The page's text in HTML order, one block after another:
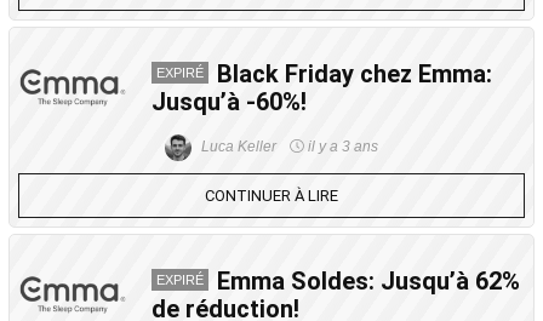
EXPIRÉ
Black Friday chez Emma:
Jusqu’à -60%!
Luca Keller il y a 3 ans
CONTINUER À LIRE
EXPIRÉ
Emma Soldes: Jusqu’à 62%
de réduction!